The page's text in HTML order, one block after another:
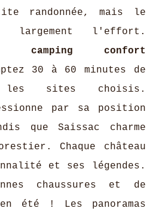
randonnée, mais le
largement l'effort.
camping confort
30 à 60 minutes de
les sites choisis.
par sa position
que Saissac charme
Chaque château
et ses légendes.
chaussures et de
été ! Les panoramas